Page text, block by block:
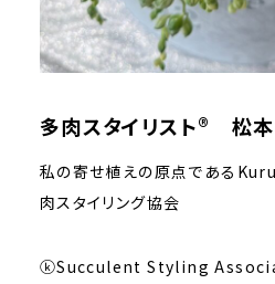
多肉スタイリスト® 松
私の寄せ植えの原点である
肉スタイリング協会
ⓚSucculent Styling